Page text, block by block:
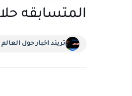
المتسابقه
تريند اخبار حول العالم